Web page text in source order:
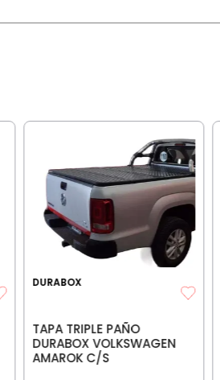
DURABOX
TAPA TRIPLE PAÑO
DURABOX VOLKSWAGEN
AMAROK C/S